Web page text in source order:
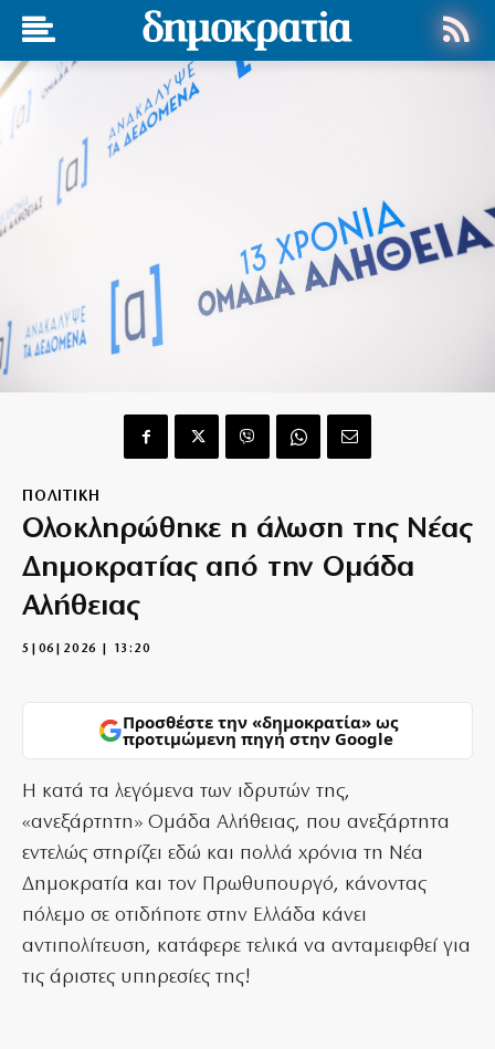
ΠΟΛΙΤΙΚΗ
Ολοκληρώθηκε η άλωση της Νέας
Δημοκρατίας από την Ομάδα
Αλήθειας
5|06|2026 | 13:20
Προσθέστε την «δημοκρατία» ως
προτιμώμενη πηγή στην Google
Η κατά τα λεγόμενα των ιδρυτών της,
«ανεξάρτητη» Ομάδα Αλήθειας, που ανεξάρτητα
εντελώς στηρίζει εδώ και πολλά χρόνια τη Νέα
Δημοκρατία και τον Πρωθυπουργό, κάνοντας
πόλεμο σε οτιδήποτε στην Ελλάδα κάνει
αντιπολίτευση, κατάφερε τελικά να ανταμειφθεί για
τις άριστες υπηρεσίες της!